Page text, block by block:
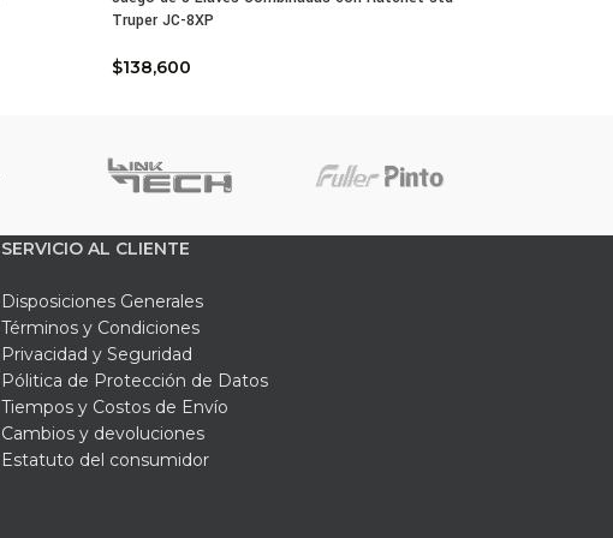
Truper JC-8XP
$138,600
SERVICIO AL CLIENTE
Disposiciones Generales
Términos y Condiciones
Privacidad y Seguridad
Pólitica de Protección de Datos
Tiempos y Costos de Envío
Cambios y devoluciones
Estatuto del consumidor